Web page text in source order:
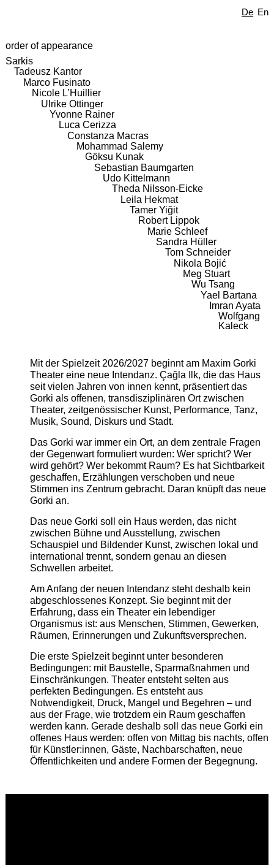
De En
order of appearance
Sarkis
Tadeusz Kantor
Marco Fusinato
Nicole L’Huillier
Ulrike Ottinger
Yvonne Rainer
Luca Cerizza
Constanza Macras
Mohammad Salemy
Göksu Kunak
Sebastian Baumgarten
Udo Kittelmann
Theda Nilsson-Eicke
Leila Hekmat
Tamer Yiğit
Robert Lippok
Marie Schleef
Sandra Hüller
Tom Schneider
Nikola Bojić
Meg Stuart
Wu Tsang
Yael Bartana
Imran Ayata
Wolfgang
Kaleck
Mit der Spielzeit 2026/2027 beginnt am Maxim Gorki
Theater eine neue Intendanz. Çağla Ilk, die das Haus
seit vielen Jahren von innen kennt, präsentiert das
Gorki als offenen, transdisziplinären Ort zwischen
Theater, zeitgenössischer Kunst, Performance, Tanz,
Musik, Sound, Diskurs und Stadt.
Das Gorki war immer ein Ort, an dem zentrale Fragen
der Gegenwart formuliert wurden: Wer spricht? Wer
wird gehört? Wer bekommt Raum? Es hat Sichtbarkeit
geschaffen, Erzählungen verschoben und neue
Stimmen ins Zentrum gebracht. Daran knüpft das neue
Gorki an.
Das neue Gorki soll ein Haus werden, das nicht
zwischen Bühne und Ausstellung, zwischen
Schauspiel und Bildender Kunst, zwischen lokal und
international trennt, sondern genau an diesen
Schwellen arbeitet.
Am Anfang der neuen Intendanz steht deshalb kein
abgeschlossenes Konzept. Sie beginnt mit der
Erfahrung, dass ein Theater ein lebendiger
Organismus ist: aus Menschen, Stimmen, Gewerken,
Räumen, Erinnerungen und Zukunftsversprechen.
Die erste Spielzeit beginnt unter besonderen
Bedingungen: mit Baustelle, Sparmaßnahmen und
Einschränkungen. Theater entsteht selten aus
perfekten Bedingungen. Es entsteht aus
Notwendigkeit, Druck, Mangel und Begehren – und
aus der Frage, wie trotzdem ein Raum geschaffen
werden kann. Gerade deshalb soll das neue Gorki ein
offenes Haus werden: offen von Mittag bis nachts, offen
für Künstler:innen, Gäste, Nachbarschaften, neue
Öffentlichkeiten und andere Formen der Begegnung.